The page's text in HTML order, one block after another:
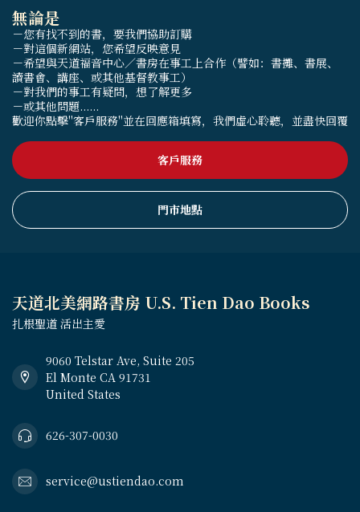
無論是
－您有找不到的書，要我們協助訂購
－對這個新網站，您希望反映意見
－希望與天道福音中心／書房在事工上合作（譬如：書攤、書展、
讀書會、講座、或其他基督教事工）
－對我們的事工有疑問，想了解更多
－或其他問題......
歡迎你點擊"客戶服務"並在回應箱填寫，我們虛心聆聽，並盡快回覆
客戶服務
門市地點
天道北美網路書房 U.S. Tien Dao Books
扎根聖道 活出主愛
9060 Telstar Ave, Suite 205
El Monte CA 91731
United States
626-307-0030
service@ustiendao.com